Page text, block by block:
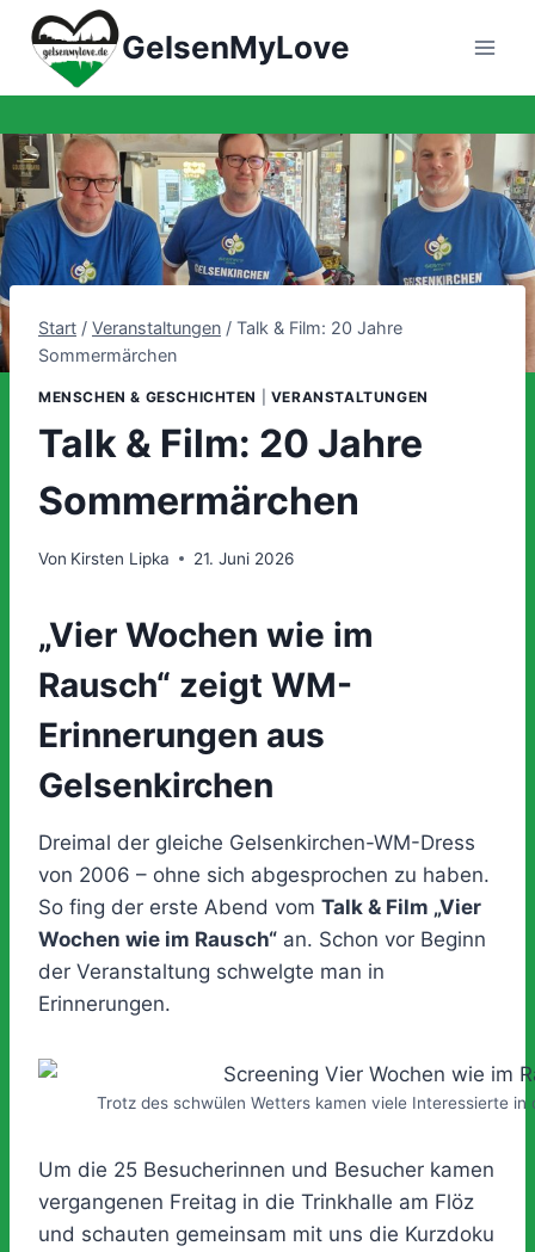
Zum
Inhalt
springen
GelsenMyLove
Start / Veranstaltungen / Talk & Film: 20 Jahre
Sommermärchen
MENSCHEN & GESCHICHTEN VERANSTALTUNGEN
Talk & Film: 20 Jahre
Sommermärchen
Von Kirsten Lipka 21. Juni 2026
„Vier Wochen wie im
Rausch“ zeigt WM-
Erinnerungen aus
Gelsenkirchen
Dreimal der gleiche Gelsenkirchen-WM-Dress
von 2006 – ohne sich abgesprochen zu haben.
So fing der erste Abend vom Talk & Film „Vier
Wochen wie im Rausch“ an. Schon vor Beginn
der Veranstaltung schwelgte man in
Erinnerungen.
Trotz des schwülen Wetters kamen viele Interessierte in
Um die 25 Besucherinnen und Besucher kamen
vergangenen Freitag in die Trinkhalle am Flöz
und schauten gemeinsam mit uns die Kurzdoku